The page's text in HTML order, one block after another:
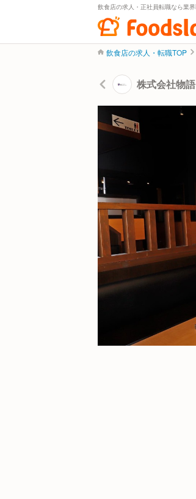
飲食店の求人・正社員転職なら業
飲食店の求人・転職TOP
株式会社物